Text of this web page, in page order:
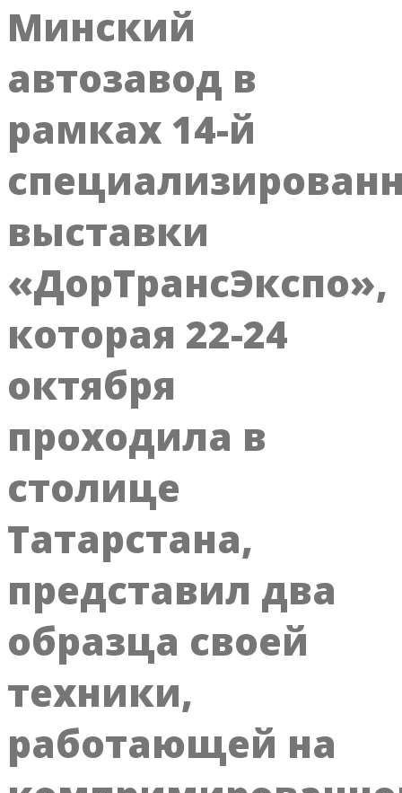
Минский
автозавод в
рамках 14-й
выставки
«ДорТрансЭкспо»,
которая 22-24
октября
проходила в
столице
Татарстана,
представил два
образца своей
техники,
работающей на